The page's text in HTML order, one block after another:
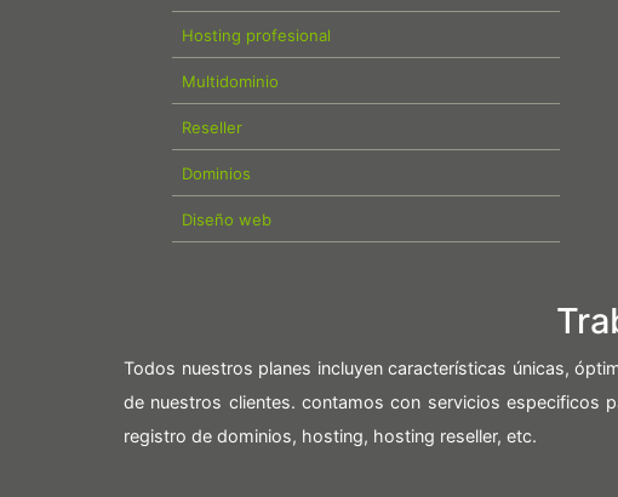
Hosting profesional
Multidominio
Reseller
Dominios
Diseño web
Todos nuestros planes incluyen características únicas,
de nuestros clientes. contamos con servicios especificos
registro de dominios, hosting, hosting reseller, etc.